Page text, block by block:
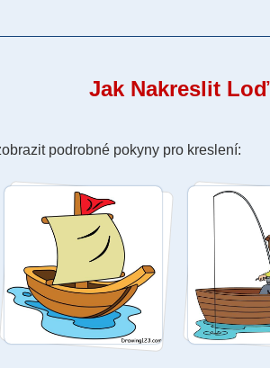
Jak Nakreslit Loď
podrobné pokyny pro kreslení: